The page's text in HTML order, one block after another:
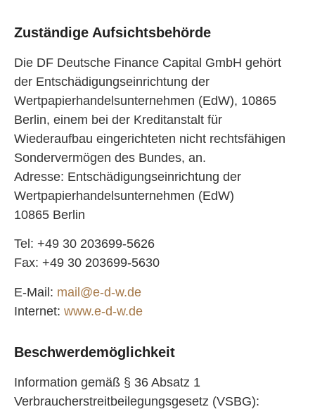
Zuständige Aufsichtsbehörde
Die DF Deutsche Finance Capital GmbH gehört
der Entschädigungseinrichtung der
Wertpapierhandelsunternehmen (EdW), 10865
Berlin, einem bei der Kreditanstalt für
Wiederaufbau eingerichteten nicht rechtsfähigen
Sondervermögen des Bundes, an.
Adresse: Entschädigungseinrichtung der
Wertpapierhandelsunternehmen (EdW)
10865 Berlin
Tel: +49 30 203699-5626
Fax: +49 30 203699-5630
E-Mail: mail@e-d-w.de
Internet: www.e-d-w.de
Beschwerdemöglichkeit
Information gemäß § 36 Absatz 1
Verbraucherstreitbeilegungsgesetz (VSBG):